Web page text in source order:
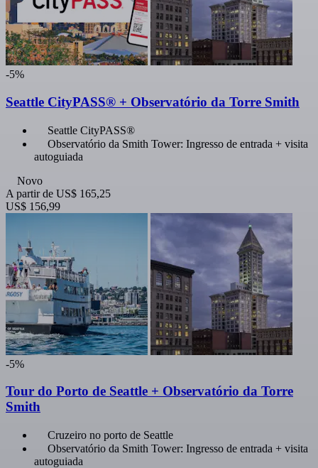
-5%
Seattle CityPASS® + Observatório da Torre Smith
Seattle CityPASS®
Observatório da Smith Tower: Ingresso de entrada + visita
autoguiada
Novo
A partir de US$ 165,25
US$ 156,99
-5%
Tour do Porto de Seattle + Observatório da Torre
Smith
Cruzeiro no porto de Seattle
Observatório da Smith Tower: Ingresso de entrada + visita
autoguiada